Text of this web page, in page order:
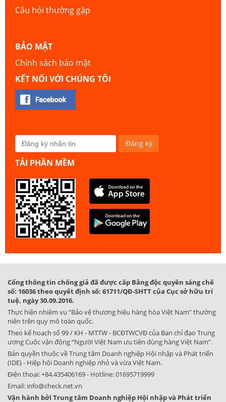
Câu hỏi thường gặp
BẢO MẬT
Chính sách bảo mật
KẾT NỐI VỚI CHÚNG TÔI
TẢI PHẦN MỀM
Cổng thông tin chống giả đã được cấp Bằng độc quyền sáng chế
số: 16036 theo quyết định số: 61711/QĐ-SHTT của Cục sở hữu trí
tuệ, ngày 30.09.2016.
Thực hiện nhiệm vụ “Bảo vệ thương hiệu hàng hóa Việt Nam” thường
niên trên quy mô toàn quốc.
Theo kế hoạch số 99 / KH - MTTW - BCĐTWCVĐ của Ban chỉ đạo Trung
ương Cuộc vận động “Người Việt Nam ưu tiên dùng hàng Việt Nam”.
Bản quyền thuộc về Trung tâm Doanh nghiệp Hội nhập và Phát triển
(IDE) - Hiệp hội Doanh nghiệp nhỏ và vừa Việt Nam.
Điện thoại:+84.435406169- Hotline:01695719999
Email: info@check.net.vn
Vận hành bởi Trung tâm Doanh nghiệp Hội nhập và Phát triển